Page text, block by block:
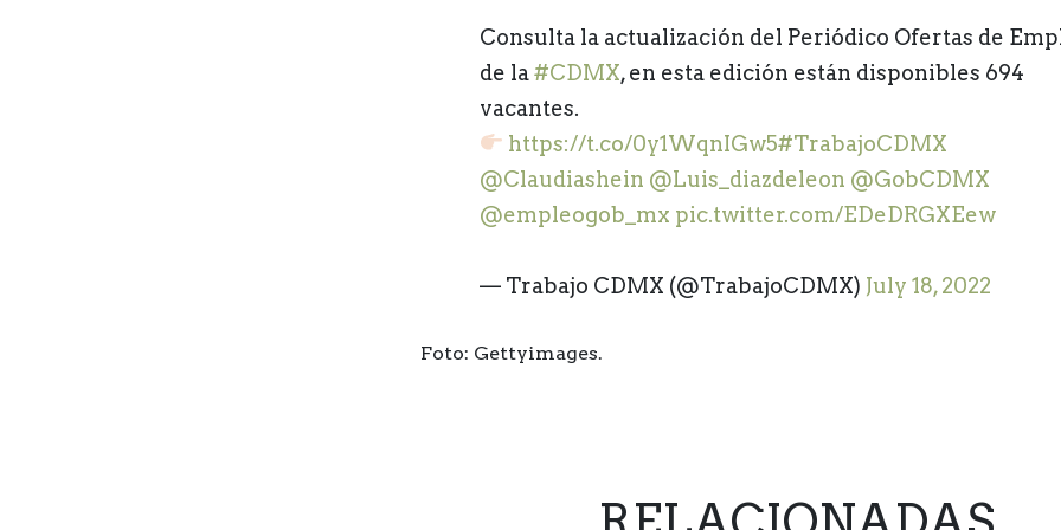
Consulta la actualización del Periódico Ofertas de
de la#CDMX, en esta edición están disponibles 694
vacantes.
https://t.co/0y1WqnIGw5#TrabajoCDMX
@Claudiashein @Luis_diazdeleon @GobCDMX
@empleogob_mx pic.twitter.com/EDeDRGXEew
— Trabajo CDMX (@TrabajoCDMX) July 18, 2022
Foto: Gettyimages.